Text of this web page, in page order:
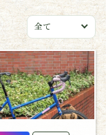
全て